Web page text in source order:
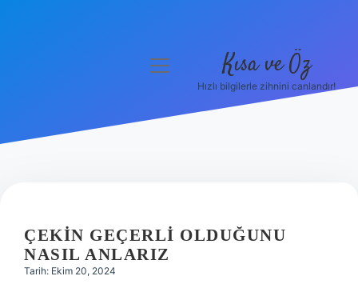
Hakkımızda
menüyü
Kısa ve Öz
Hızlı bilgilerle zihnini canlandır!
ÇEKIN GEÇERLI OLDUĞUNU
NASIL ANLARIZ
Tarih: Ekim 20, 2024